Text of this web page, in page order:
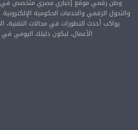
وطن رقمي موقع إخباري مصري متخصص في
والتحول الرقمي والخدمات الحكومية
يواكب أحدث التطورات في مجالات التقنية،
الأعمال، ليكون دليلك اليومي في